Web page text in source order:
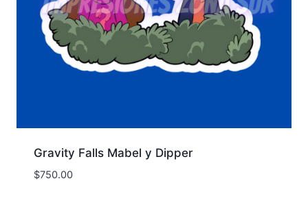
Gravity Falls Mabel y Dipper
$750.00